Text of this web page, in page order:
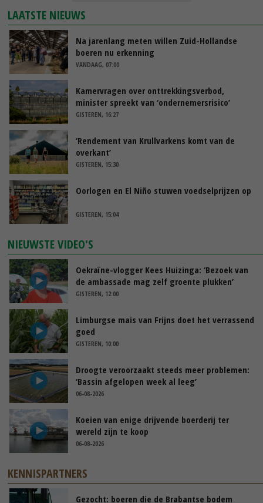
LAATSTE NIEUWS
Na jarenlang meten willen Zuid-Hollandse
boeren nu erkenning
VANDAAG, 07:00
Kamervragen over onttrekkingsverbod,
minister spreekt van ‘ondernemersrisico’
GISTEREN, 16:27
‘Rendement van Krullvarkens komt van de
overkant’
GISTEREN, 15:30
Oorlogen en El Niño stuwen voedselprijzen op
GISTEREN, 15:04
NIEUWSTE VIDEO'S
Oekraïne-vlogger Kees Huizinga: ‘Bezoek van
de ambassade mag zelf groente plukken’
GISTEREN, 12:00
Limburgse mais van Frijns doet het verrassend
goed
GISTEREN, 10:00
Droogte veroorzaakt steeds meer problemen:
‘Bassin afgelopen week al leeg’
06-08-2026
Koeien van enige drijvende boerderij ter
wereld zijn te koop
06-08-2026
KENNISPARTNERS
Gezocht: boeren die de Brabantse bodem